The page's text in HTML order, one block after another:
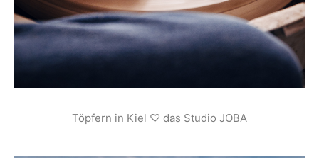
Töpfern in Kiel ♡ das Studio JOBA